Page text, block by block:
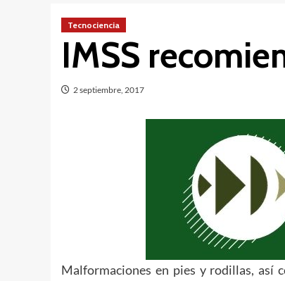
Tecnociencia
IMSS
2 septiembre, 2017
Malformaciones en pies y rodillas, así